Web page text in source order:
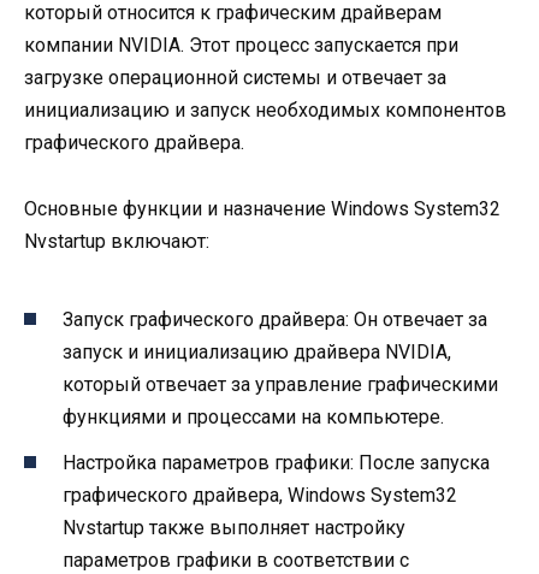
который относится к графическим драйверам
компании NVIDIA. Этот процесс запускается при
загрузке операционной системы и отвечает за
инициализацию и запуск необходимых компонентов
графического драйвера.
Основные функции и назначение Windows System32
Nvstartup включают:
Запуск графического драйвера: Он отвечает за
запуск и инициализацию драйвера NVIDIA,
который отвечает за управление графическими
функциями и процессами на компьютере.
Настройка параметров графики: После запуска
графического драйвера, Windows System32
Nvstartup также выполняет настройку
параметров графики в соответствии с